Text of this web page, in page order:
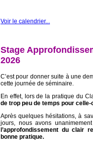
Voir le calendrier...
Stage
2026
C’est pour donner suite à une
cette journée de séminaire.
En effet, lors de la pratique du
de trop peu de temps pour celle-
Après quelques hésitations, à
jours, nous avons unanimement
l’approfondissement du clair
bonne pratique.